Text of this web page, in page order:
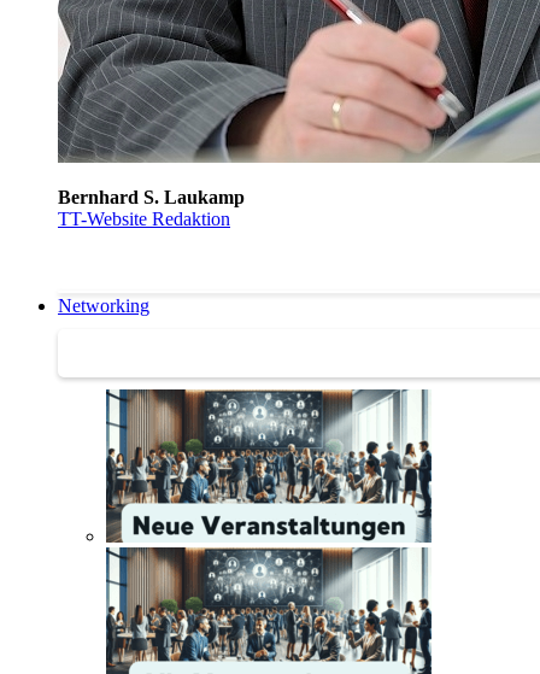
Bernhard S. Laukamp
TT-Website Redaktion
Networking